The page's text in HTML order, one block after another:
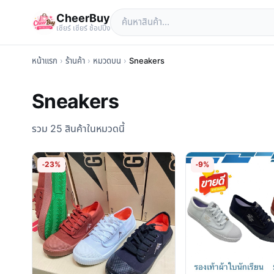
CheerBuy
เซียร์ เซียร์ ช้อปปิ้ง
หน้าแรก › ร้านค้า › หมวดบน › Sneakers
Sneakers
รวม 25 สินค้าในหมวดนี้
-23% -9%